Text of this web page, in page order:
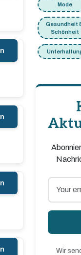
Mode
Gesundheit
Schönheit
Wir